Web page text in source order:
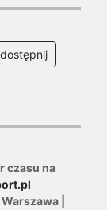
czasu na
|